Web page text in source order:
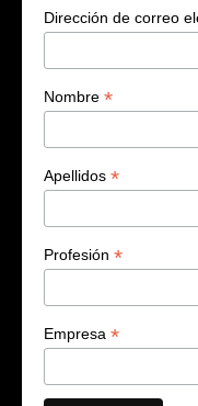
Dirección de correo
Nombre *
Apellidos *
Profesión *
Empresa *